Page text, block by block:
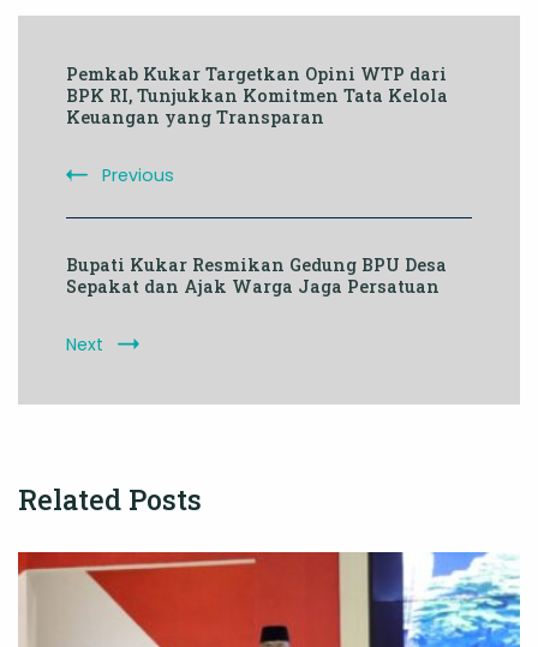
Navigation
Pemkab Kukar Targetkan Opini WTP dari
BPK RI, Tunjukkan Komitmen Tata Kelola
Keuangan yang Transparan
Previous
Bupati Kukar Resmikan Gedung BPU Desa
Sepakat dan Ajak Warga Jaga Persatuan
Next
Related Posts